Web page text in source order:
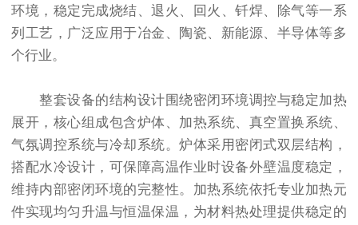
环境，稳定完成烧结、退火、回火、钎焊、除气等一系
列工艺，广泛应用于冶金、陶瓷、新能源、半导体等多
个行业。
整套设备的结构设计围绕密闭环境调控与稳定加热
展开，核心组成包含炉体、加热系统、真空置换系统、
气氛调控系统与冷却系统。炉体采用密闭式双层结构，
搭配水冷设计，可保障高温作业时设备外壁温度稳定，
维持内部密闭环境的完整性。加热系统依托专业加热元
件实现均匀升温与恒温保温，为材料热处理提供稳定的